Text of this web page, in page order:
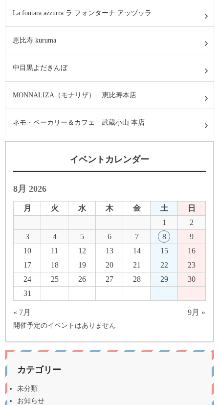
La fontara azzurra ラ フォンターナ アッヅッラ
恵比寿 kuruma
中目黒よだきんぼ
MONNALIZA（モナリザ） 恵比寿本店
ネモ・ベーカリー＆カフェ 武蔵小山 本店
イベントカレンダー
8月 2026
月 火 水 木 金 土
日
1
2
3
4 5 6 7 8
9
10
11 12 13 14 15
16
17
18 19 20 21 22
23
24
25 26 27 28 29
30
31
« 7月 9月 »
開催予定のイベントはありません
カテゴリー
未分類
お知らせ